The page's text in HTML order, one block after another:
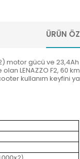
ÜRÜN
motor gücü ve
LENAZZO F2, 60
kullanım keyfini